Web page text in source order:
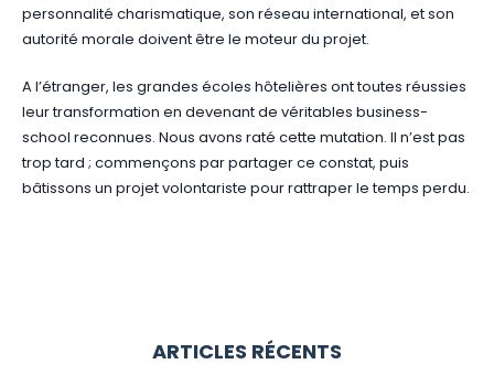
personnalité charismatique, son réseau international, et son
autorité morale doivent être le moteur du projet.
A l’étranger, les grandes écoles hôtelières ont toutes réussies
leur transformation en devenant de véritables business-
school reconnues. Nous avons raté cette mutation. Il n’est pas
trop tard ; commençons par partager ce constat, puis
bâtissons un projet volontariste pour rattraper le temps perdu.
ARTICLES RÉCENTS